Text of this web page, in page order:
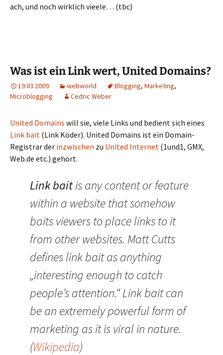
ach, und noch wirklich vieele… (tbc)
Was ist ein Link wert, United Domains?
19.03.2009 webworld Blogging, Marketing,
Microblogging
Cedric Weber
United Domains will sie, viele Links und bedient sich eines
Link bait (Link Köder). United Domains ist ein Domain-
Registrar der inzwischen zu United Internet (1und1, GMX,
Web.de etc.) gehört.
Link baitis any content or feature
within a website that somehow
baits viewers to place links to it
from other websites. Matt Cutts
defines link bait as anything
„interesting enough to catch
people’s attention.“Link bait can
be an extremely powerful form of
marketing as it is viral in nature.
(Wikipedia)